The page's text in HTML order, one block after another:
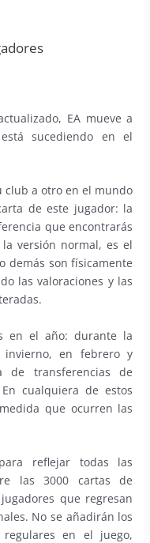
EA mueve a
sucediendo en el
club a otro en el mundo
de este jugador: la
que encontrarás
versión normal, es el
demás son físicamente
las valoraciones y las
en el año: durante la
invierno, en febrero y
de transferencias de
cualquiera de estos
que ocurren las
reflejar todas las
las 3000 cartas de
que regresan
No se añadirán los
en el juego,